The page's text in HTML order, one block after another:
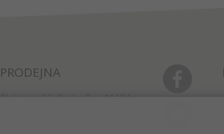
PRODEJNA
Thámova 32, Praha 8
MAPA